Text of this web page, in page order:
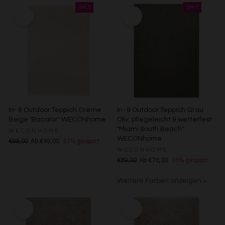
In- & Outdoor Teppich Creme
Beige "Bacalar" WECONhome
€99,00 Ab €49,00 51% gespart
In- & Outdoor Teppich Grau
Oliv, pflegeleicht & wetterfest
"Miami South Beach"
WECONhome
€89,00 Ab €76,00 15% gespart